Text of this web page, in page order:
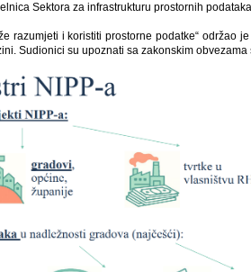
Sektora za infrastrukturu prostornih
razumjeti i koristiti prostorne podatke“
Sudionici su upoznati sa zakonskim